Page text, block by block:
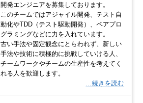
開発エンジニアを募集しております。
このチームではアジャイル開発、テスト自
動化やTDD（テスト駆動開発）、ペアプロ
グラミングなどに力を入れています。
古い手法や固定観念にとらわれず、新しい
手法や技術に積極的に挑戦していける人、
チームワークやチームの生産性を考えてく
れる人を歓迎します。
…続きを読む